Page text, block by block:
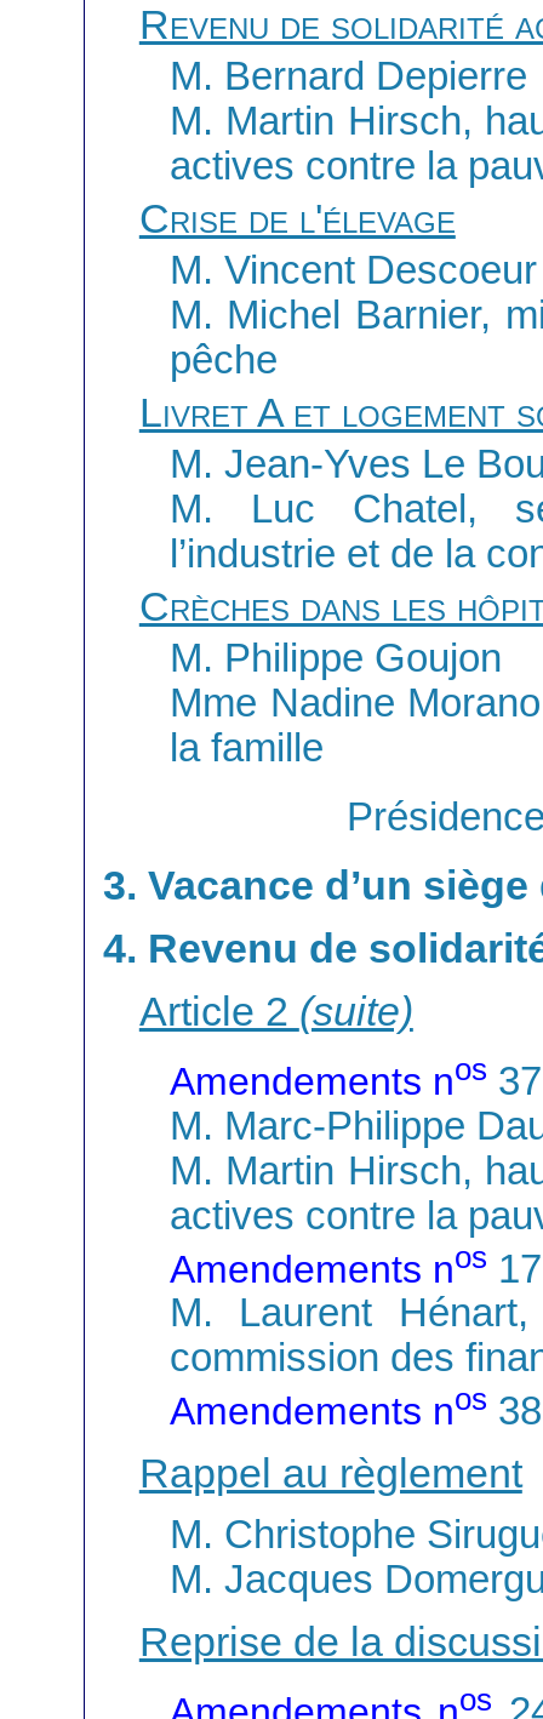
Revenu de solidarité
M. Bernard Depierre
M. Martin Hirsch,
actives contre la
Crise de l'élevage
M. Vincent Descoeur
M. Michel Barnier,
pêche
Livret A et logement
M. Jean-Yves Le
M. Luc Chatel,
l’industrie et de la
Crèches dans les
M. Philippe Goujon
Mme Nadine
la famille
3. Vacance d’un
4. Revenu de
Article 2 (suite)
Amendements nos
M. Marc-Philippe
M. Martin Hirsch,
actives contre la
Amendements nos
M. Laurent
commission des
Amendements nos
Rappel au règlement
M. Christophe
M. Jacques
Reprise de la
os